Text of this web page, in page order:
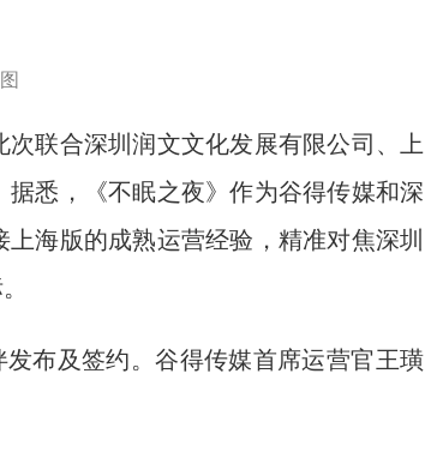
联合深圳润文文化发展有限公司、上
悉，《不眠之夜》作为谷得传媒和深
海版的成熟运营经验，精准对焦深圳
布及签约。谷得传媒首席运营官王璜